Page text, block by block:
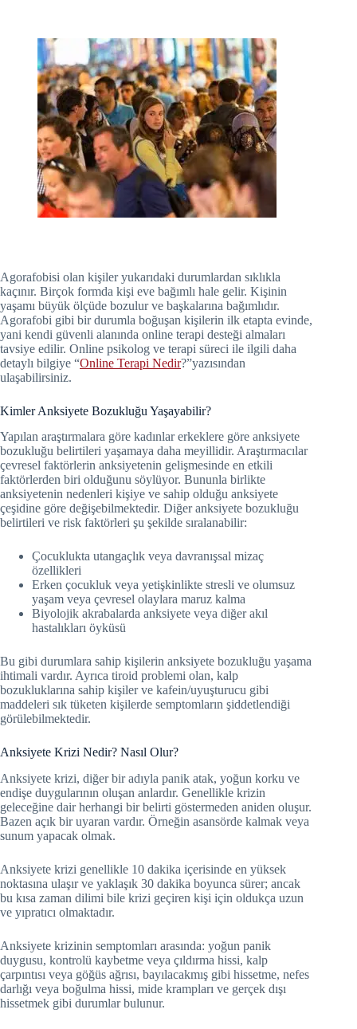
Agorafobisi olan kişiler yukarıdaki durumlardan sıklıkla
kaçınır. Birçok formda kişi eve bağımlı hale gelir. Kişinin
yaşamı büyük ölçüde bozulur ve başkalarına bağımlıdır.
Agorafobi gibi bir durumla boğuşan kişilerin ilk etapta evinde,
yani kendi güvenli alanında online terapi desteği almaları
tavsiye edilir. Online psikolog ve terapi süreci ile ilgili daha
detaylı bilgiye “Online Terapi Nedir?”yazısından
ulaşabilirsiniz.
Kimler Anksiyete Bozukluğu Yaşayabilir?
Yapılan araştırmalara göre kadınlar erkeklere göre anksiyete
bozukluğu belirtileri yaşamaya daha meyillidir. Araştırmacılar
çevresel faktörlerin anksiyetenin gelişmesinde en etkili
faktörlerden biri olduğunu söylüyor. Bununla birlikte
anksiyetenin nedenleri kişiye ve sahip olduğu anksiyete
çeşidine göre değişebilmektedir. Diğer anksiyete bozukluğu
belirtileri ve risk faktörleri şu şekilde sıralanabilir:
Çocuklukta utangaçlık veya davranışsal mizaç
özellikleri
Erken çocukluk veya yetişkinlikte stresli ve olumsuz
yaşam veya çevresel olaylara maruz kalma
Biyolojik akrabalarda anksiyete veya diğer akıl
hastalıkları öyküsü
Bu gibi durumlara sahip kişilerin anksiyete bozukluğu yaşama
ihtimali vardır. Ayrıca tiroid problemi olan, kalp
bozukluklarına sahip kişiler ve kafein/uyuşturucu gibi
maddeleri sık tüketen kişilerde semptomların şiddetlendiği
görülebilmektedir.
Anksiyete Krizi Nedir? Nasıl Olur?
Anksiyete krizi, diğer bir adıyla panik atak, yoğun korku ve
endişe duygularının oluşan anlardır. Genellikle krizin
geleceğine dair herhangi bir belirti göstermeden aniden oluşur.
Bazen açık bir uyaran vardır. Örneğin asansörde kalmak veya
sunum yapacak olmak.
Anksiyete krizi genellikle 10 dakika içerisinde en yüksek
noktasına ulaşır ve yaklaşık 30 dakika boyunca sürer; ancak
bu kısa zaman dilimi bile krizi geçiren kişi için oldukça uzun
ve yıpratıcı olmaktadır.
Anksiyete krizinin semptomları arasında: yoğun panik
duygusu, kontrolü kaybetme veya çıldırma hissi, kalp
çarpıntısı veya göğüs ağrısı, bayılacakmış gibi hissetme, nefes
darlığı veya boğulma hissi, mide krampları ve gerçek dışı
hissetmek gibi durumlar bulunur.